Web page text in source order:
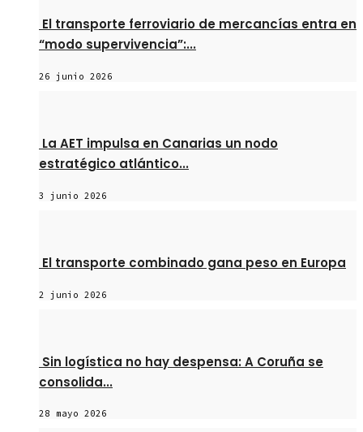
El transporte ferroviario de mercancías entra en
“modo supervivencia”:...
26 junio 2026
La AET impulsa en Canarias un nodo
estratégico atlántico...
3 junio 2026
El transporte combinado gana peso en Europa
2 junio 2026
Sin logística no hay despensa: A Coruña se
consolida...
28 mayo 2026